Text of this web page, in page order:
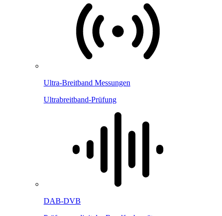
Ultra-Breitband Messungen
Ultrabreitband-Prüfung
DAB-DVB